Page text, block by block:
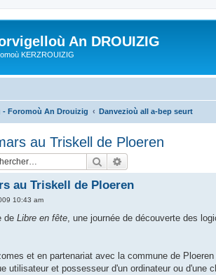
An DROUIZIG
KERZROUIZIG
- Foromoù An Drouizig Danvezioù all a-bep seurt
au Triskell de Ploeren
Rechercher
au Triskell de Ploeren
10:43 am
de Libre en fête , une journée de découverte des
et en partenariat avec la commune de
utilisateur et possesseur d'un ordinateur ou